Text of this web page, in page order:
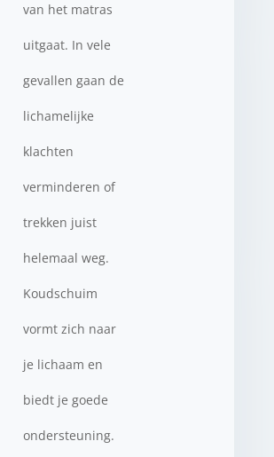
van het matras
uitgaat. In vele
gevallen gaan de
lichamelijke
klachten
verminderen of
trekken juist
helemaal weg.
Koudschuim
vormt zich naar
je lichaam en
biedt je goede
ondersteuning.